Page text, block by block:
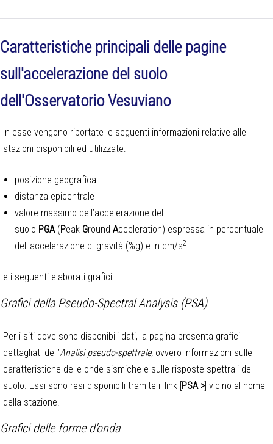
Caratteristiche principali delle pagine
sull'accelerazione del suolo
dell'Osservatorio Vesuviano
In esse vengono riportate le seguenti informazioni relative alle
stazioni disponibili ed utilizzate:
posizione geografica
distanza epicentrale
valore massimo dell’accelerazione del
suolo PGA(Peak Ground Acceleration) espressa in percentuale
dell'accelerazione di gravità (%g) e in cm/s2
e i seguenti elaborati grafici:
Grafici della Pseudo-Spectral Analysis (PSA)
Per i siti dove sono disponibili dati, la pagina presenta grafici
dettagliati dell’Analisi pseudo-spettrale, ovvero informazioni sulle
caratteristiche delle onde sismiche e sulle risposte spettrali del
suolo. Essi sono resi disponibili tramite il link [ PSA >] vicino al nome
della stazione.
Grafici delle forme d'onda